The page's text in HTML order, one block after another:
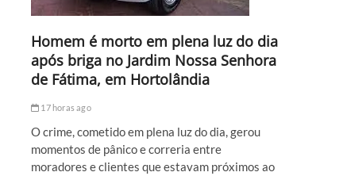
Homem é morto em plena luz do dia
após briga no Jardim Nossa Senhora
de Fátima, em Hortolândia
17 horas ago
O crime, cometido em plena luz do dia, gerou
momentos de pânico e correria entre
moradores e clientes que estavam próximos ao